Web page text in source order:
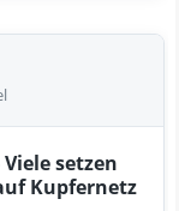
setzen
Kupfernetz